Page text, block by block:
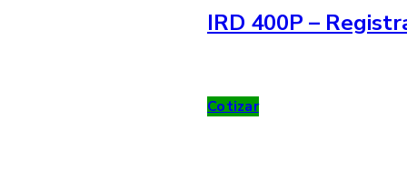
IRD 400P –
Cotizar